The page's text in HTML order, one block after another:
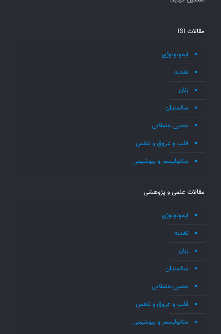
مقالات ISI
ایمونولوژی
تغذیه
زنان
سالمندان
عصبی عضلانی
قلب و عروق و تنفس
متابولیسم و بیوشیمی
مقالات علمی و پژوهشی
ایمونولوژی
تغذیه
زنان
سالمندان
عصبی-عضلانی
قلب و عروق و تنفس
متابولیسم و بیوشیمی